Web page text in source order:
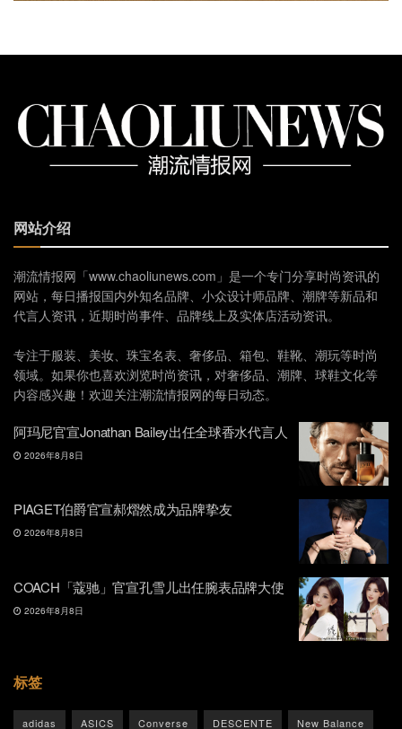
网站介绍
潮流情报网「www.chaoliunews.com」是一个专门分享时尚资讯的
网站，每日播报国内外知名品牌、小众设计师品牌、潮牌等新品和
代言人资讯，近期时尚事件、品牌线上及实体店活动资讯。
专注于服装、美妆、珠宝名表、奢侈品、箱包、鞋靴、潮玩等时尚
领域。如果你也喜欢浏览时尚资讯，对奢侈品、潮牌、球鞋文化等
内容感兴趣！欢迎关注潮流情报网的每日动态。
阿玛尼官宣Jonathan Bailey出任全球香水代言人
2026年8月8日
PIAGET伯爵官宣郝熠然成为品牌挚友
2026年8月8日
COACH「蔻驰」官宣孔雪儿出任腕表品牌大使
2026年8月8日
标签
adidas ASICS Converse DESCENTE New Balance